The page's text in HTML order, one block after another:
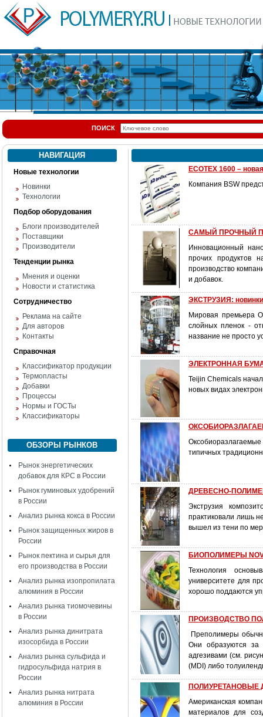
ПОИСК
НАВИГАЦИЯ
Новые технологии
Новинки
Технологии
Подбор оборудования
Блоги производителей
Поставщики
Производители
Тенденции рынка
Мнения и оценки
Новости и статистика
Сотрудничество
Реклама на сайте
Для авторов
Контакты
Справочная
Классификатор продукции
Термопласты
Добавки
Процессы
Нормы и ГОСТы
Классификаторы
ОБЗОРЫ РЫНКОВ
Рынок энергетических
добавок для КРС в России
Рынок гуминовых удобрений
в России
Анализ рынка кокса в России
Рынок защищенных жиров в
России
Рынок пектина и сырья для
его производства в России
Анализ рынка изопропилата
алюминия в России
Анализ рынка тиомочевины
в России
Анализ рынка динитрата
изосорбида в России
Анализ рынка сульфида и
гидросульфида натрия в
России
Анализ рынка нитрата
алюминия в России
ECOTEX 1600 –
Компания BSW
САМЫЙ ПРОЧНЫЙ
Инновационный
прочих продуктов
производство
и добавок.
ЭКСТРУЗИЯ:
Мировая премьера
слойных пленок -
название не просто
ЭЛЕКТРОННАЯ
Teijin Chemicals
новых видах
типичных
ДРЕВЕСНО-
Экструзия
практиковали лишь
вышел из тени по
БИОПОЛИМЕРЫ
Технология
университете для
хорошо поддаются
ПРОИЗВОДСТВО
Преполимеры
Они образуются за
адгезивами (см.
(MDI) либо
Американская
материалов для